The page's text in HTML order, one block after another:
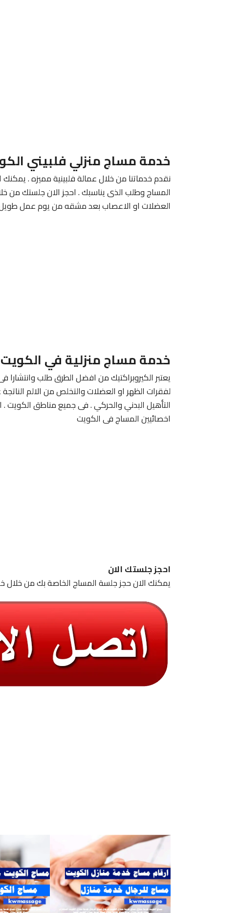
خدمة مساج منزلي فلبيني
نقدم خدماتنا من خلال عمالة فلبينية مميزه . يمكنك
المساج وطلب الذى يناسبك . احجز الان جلستك من
العضلات او الاعصاب بعد مشقه من يوم عمل
خدمة مساج منزلية في الكويت
يعتبر الكيروبراكتيك من افضل الطرق طلب
لفقرات الظهر او العضلات والتخلص من الالم
التأهيل البدني والحركي . فى جميع مناطق الكويت
اخصائيين المساج فى الكويت
احجز جلستك الان
يمكنك الان حجز جلسة المساج الخاصة بك من خلال